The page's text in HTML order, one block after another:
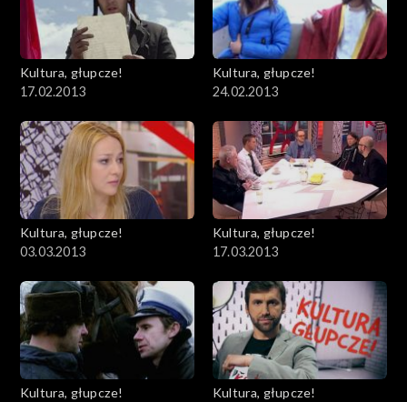
Kultura, głupcze!
17.02.2013
Kultura, głupcze!
24.02.2013
Kultura, głupcze!
03.03.2013
Kultura, głupcze!
17.03.2013
Kultura, głupcze!
Kultura, głupcze!